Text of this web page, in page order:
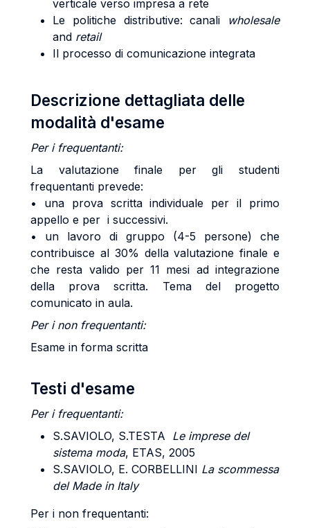
verticale verso impresa a rete
Le politiche distributive: canali wholesale
and retail
Il processo di comunicazione integrata
Descrizione dettagliata delle
modalità d'esame
Per i frequentanti:
La valutazione finale per gli studenti
frequentanti prevede:
• una prova scritta individuale per il primo
appello e per i successivi.
• un lavoro di gruppo (4-5 persone) che
contribuisce al 30% della valutazione finale e
che resta valido per 11 mesi ad integrazione
della prova scritta. Tema del progetto
comunicato in aula.
Per i non frequentanti:
Esame in forma scritta
Testi d'esame
Per i frequentanti:
S.SAVIOLO, S.TESTA Le imprese del
sistema moda, ETAS, 2005
S.SAVIOLO, E. CORBELLINI La scommessa
del Made in Italy
Per i non frequentanti: